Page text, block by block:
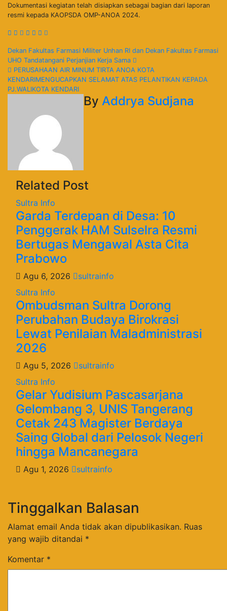
Dokumentasi kegiatan telah disiapkan sebagai bagian dari laporan
resmi kepada KAOPSDA OMP-ANOA 2024.
Navigasi
pos
Dekan Fakultas Farmasi Militer Unhan RI dan Dekan Fakultas Farmasi
UHO Tandatangani Perjanjian Kerja Sama
PERUSAHAAN AIR MINUM TIRTA ANOA KOTA
KENDARIMENGUCAPKAN SELAMAT ATAS PELANTIKAN KEPADA
PJ.WALIKOTA KENDARI
By Addrya Sudjana
Related Post
Sultra Info
Garda Terdepan di Desa: 10
Penggerak HAM Sulselra Resmi
Bertugas Mengawal Asta Cita
Prabowo
Agu 6, 2026
sultrainfo
Sultra Info
Ombudsman Sultra Dorong
Perubahan Budaya Birokrasi
Lewat Penilaian Maladministrasi
2026
Agu 5, 2026
sultrainfo
Sultra Info
Gelar Yudisium Pascasarjana
Gelombang 3, UNIS Tangerang
Cetak 243 Magister Berdaya
Saing Global dari Pelosok Negeri
hingga Mancanegara
Agu 1, 2026 sultrainfo
Tinggalkan Balasan
Alamat email Anda tidak akan dipublikasikan. Ruas
yang wajib ditandai *
Komentar *